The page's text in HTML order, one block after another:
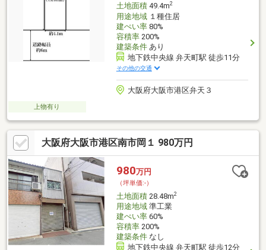
土地面積49.4m2
用途地域１種住居
建ぺい率80%
容積率200%
建築条件あり
地下鉄中央線 弁天町駅 徒歩11分
その他の交通
大阪府大阪市港区弁天３
上物有り
大阪府大阪市港区南市岡１ 980万円
980万円
（坪単価:-）
土地面積28.48m2
用途地域準工業
建ぺい率60%
容積率200%
建築条件なし
地下鉄中央線 弁天町駅 徒歩12分